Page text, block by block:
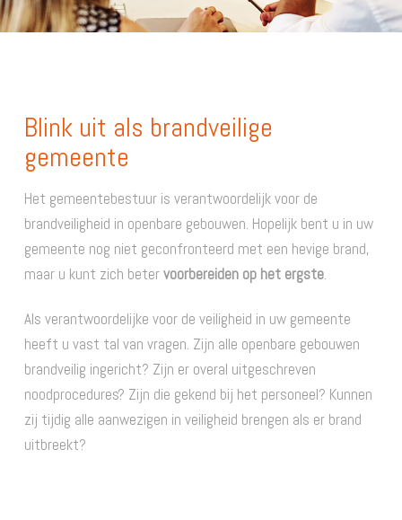
Blink uit als brandveilige
gemeente
Het gemeentebestuur is verantwoordelijk voor de
brandveiligheid in openbare gebouwen. Hopelijk bent u in uw
gemeente nog niet geconfronteerd met een hevige brand,
maar u kunt zich betervoorbereiden op het ergste.
Als verantwoordelijke voor de veiligheid in uw gemeente
heeft u vast tal van vragen. Zijn alle openbare gebouwen
brandveilig ingericht? Zijn er overal uitgeschreven
noodprocedures? Zijn die gekend bij het personeel? Kunnen
zij tijdig alle aanwezigen in veiligheid brengen als er brand
uitbreekt?